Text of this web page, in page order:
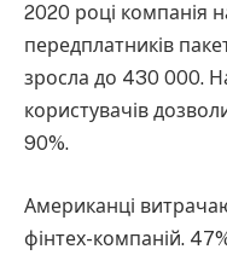
2020 році компанія
передплатників
зросла до 430 000.
користувачів
90%.
Американці
фінтех-компаній.